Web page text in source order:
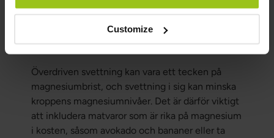
Customize
Magnesiumbrist svettningar
Överdriven svettning kan vara ett tecken på
magnesiumbrist, och svettning i sig kan minska
kroppens magnesiumnivåer. Det är därför viktigt
att inkludera matvaror som är rika på magnesium
i kosten, såsom avokado och bananer eller ta